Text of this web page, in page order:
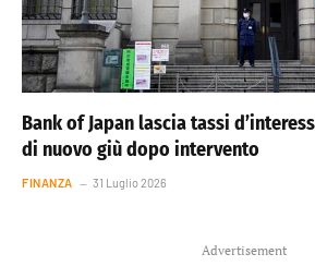
Bank of Japan lascia tassi
di nuovo giù dopo intervento
FINANZA 31 Luglio 2026
Advertisement